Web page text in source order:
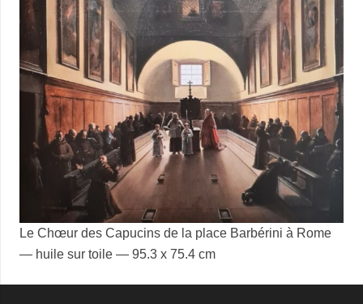
Le Chœur des Capucins de la place Barbérini à Rome
— huile sur toile — 95.3 x 75.4 cm